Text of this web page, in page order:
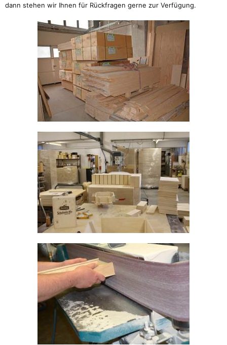
dann stehen wir Ihnen für Rückfragen gerne zur Verfügung.